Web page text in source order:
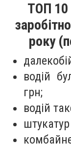
ТОП 10
року
водій
грн;
водій